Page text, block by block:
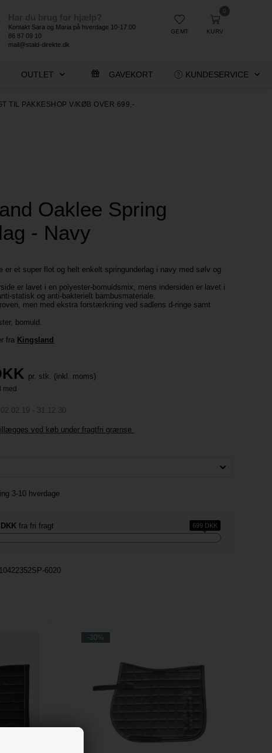
Har du brug for hjælp?
Kontakt Sara og Maria på hverdage 10-17.00
86 87 09 10
mail@stald-direkte.dk
GEMT
0
KURV
OUTLET GAVEKORT KUNDESERVICE
TIL PAKKESHOP V/KØB OVER 699,-
Oaklee Spring
- Navy
er et super flot og helt enkelt springunderlag i navy med sølv og
er lavet i en polyester-bomuldsmix, mens indersiden er lavet i
statisk og anti-bakterielt bambusmateriale.
men med ekstra forstærkning ved sadlens d-ringe samt
bomuld.
fra Kingsland
pr. stk. (inkl. moms)
- 31.12.30
ved køb under fragtfri grænse
3-10 hverdage
fra fri fragt 699 DKK
6020
-30%